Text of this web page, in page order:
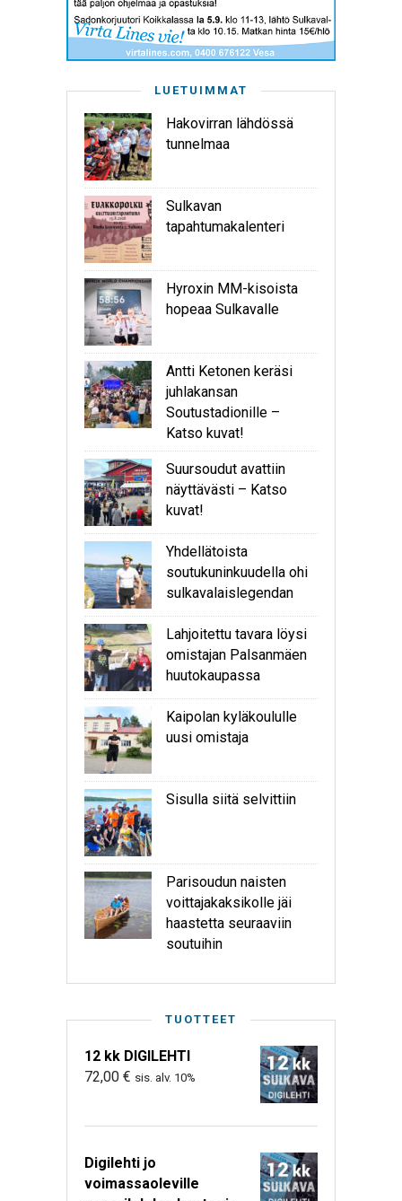
LUETUIMMAT
Hakovirran lähdössä
tunnelmaa
Sulkavan
tapahtumakalenteri
Hyroxin MM-kisoista
hopeaa Sulkavalle
Antti Ketonen keräsi
juhlakansan
Soutustadionille –
Katso kuvat!
Suursoudut avattiin
näyttävästi – Katso
kuvat!
Yhdellätoista
soutukuninkuudella ohi
sulkavalaislegendan
Lahjoitettu tavara löysi
omistajan Palsanmäen
huutokaupassa
Kaipolan kyläkoululle
uusi omistaja
Sisulla siitä selvittiin
Parisoudun naisten
voittajakaksikolle jäi
haastetta seuraaviin
soutuihin
TUOTTEET
12 kk DIGILEHTI
72,00 € sis. alv. 10%
Digilehti jo
voimassaoleville